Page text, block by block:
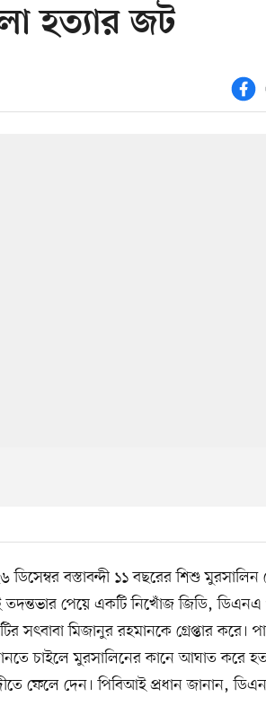
হত্যার জট
বস্তাবন্দী ১১ বছরের শিশু মুরসালিন
তদন্তভার পেয়ে একটি নিখোঁজ জিডি, ডিএনএ
সৎবাবা মিজানুর রহমানকে গ্রেপ্তার করে।
চাইলে মুরসালিনের কানে আঘাত করে
ফেলে দেন। পিবিআই প্রধান জানান,